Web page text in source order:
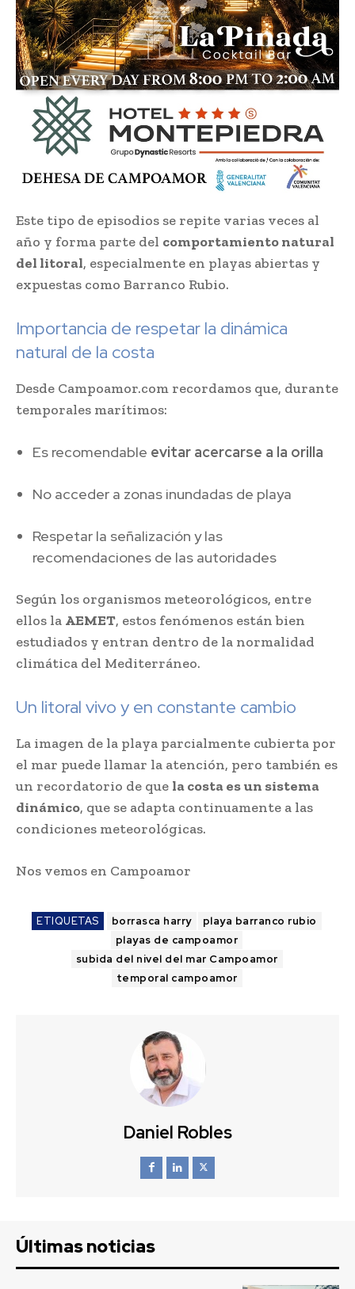
Este tipo de episodios se repite varias veces al
año y forma parte del comportamiento natural
del litoral, especialmente en playas abiertas y
expuestas como Barranco Rubio.
Importancia de respetar la dinámica
natural de la costa
Desde Campoamor.com recordamos que, durante
temporales marítimos:
Es recomendable evitar acercarse a la orilla
No acceder a zonas inundadas de playa
Respetar la señalización y las
recomendaciones de las autoridades
Según los organismos meteorológicos, entre
ellos la AEMET, estos fenómenos están bien
estudiados y entran dentro de la normalidad
climática del Mediterráneo.
Un litoral vivo y en constante cambio
La imagen de la playa parcialmente cubierta por
el mar puede llamar la atención, pero también es
un recordatorio de que la costa es un sistema
dinámico, que se adapta continuamente a las
condiciones meteorológicas.
Nos vemos en Campoamor
ETIQUETAS borrasca harry
playa barranco rubio
playas de campoamor
subida del nivel del mar Campoamor
temporal campoamor
Daniel Robles
Últimas noticias